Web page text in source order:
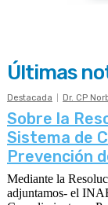
Últimas
Destacada Dr. CP
Sobre la
Sistema de
Prevención
Mediante la
adjuntamos- el